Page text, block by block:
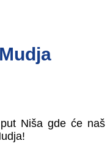
Niša gde će naš